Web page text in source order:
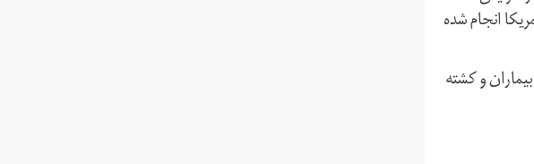
و ۹۰۰ هزار آزمایش کرونا در آمریکا انجام شده
جان‌باخته بیشترین تعداد بیماران و کشته